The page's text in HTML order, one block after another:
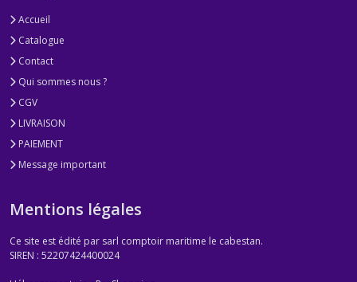
Accueil
Catalogue
Contact
Qui sommes nous ?
CGV
LIVRAISON
PAIEMENT
Message important
Mentions légales
Ce site est édité par sarl comptoir maritime le cabestan.
SIREN : 52207424400024